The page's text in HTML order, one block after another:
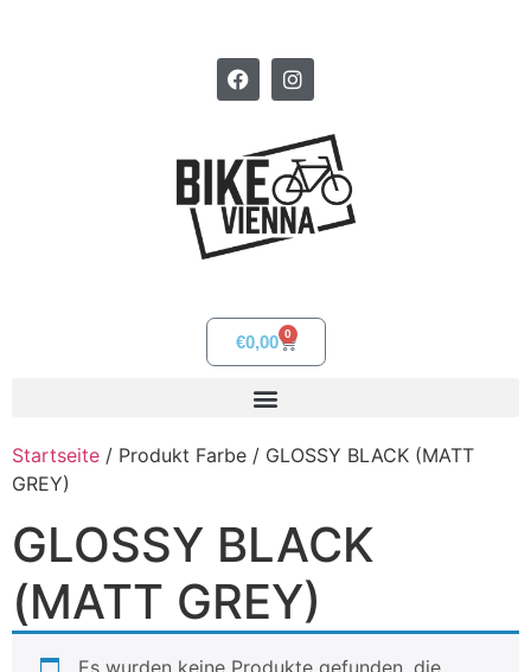
€0,00 0
Startseite / Produkt Farbe / GLOSSY BLACK (MATT
GREY)
GLOSSY BLACK
(MATT GREY)
Es wurden keine Produkte gefunden, die